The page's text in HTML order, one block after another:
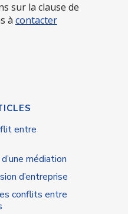
sur la clause de
à contacter
entre
médiation
d’entreprise
conflits entre